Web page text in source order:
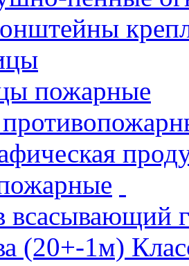
пожарные
всасывающий
(20+-1м)